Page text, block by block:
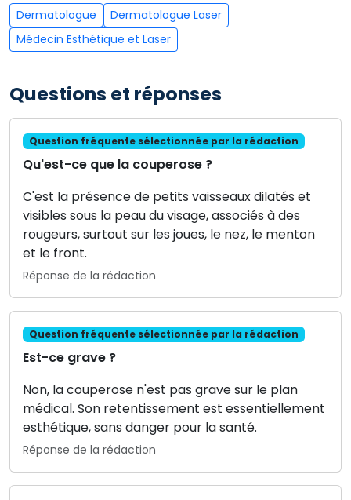
Dermatologue
Dermatologue Laser
Médecin Esthétique et Laser
Questions et réponses
Question fréquente sélectionnée par la rédaction
Qu'est-ce que la couperose ?
C'est la présence de petits vaisseaux dilatés et
visibles sous la peau du visage, associés à des
rougeurs, surtout sur les joues, le nez, le menton
et le front.
Réponse de la rédaction
Question fréquente sélectionnée par la rédaction
Est-ce grave ?
Non, la couperose n'est pas grave sur le plan
médical. Son retentissement est essentiellement
esthétique, sans danger pour la santé.
Réponse de la rédaction